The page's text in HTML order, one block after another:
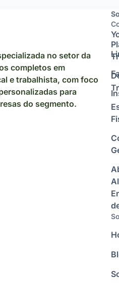
no setor da
completos em
e trabalhista, com foco
para
do segmento.